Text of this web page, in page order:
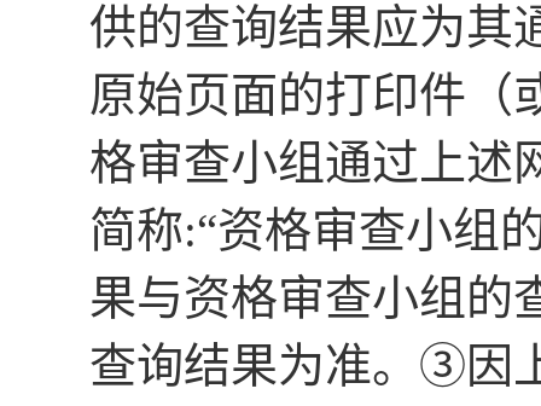
供的查询结果应为其
原始页面的打印件（
格审查小组通过上述
简称:“资格审查小组
果与资格审查小组的
查询结果为准。 ③因